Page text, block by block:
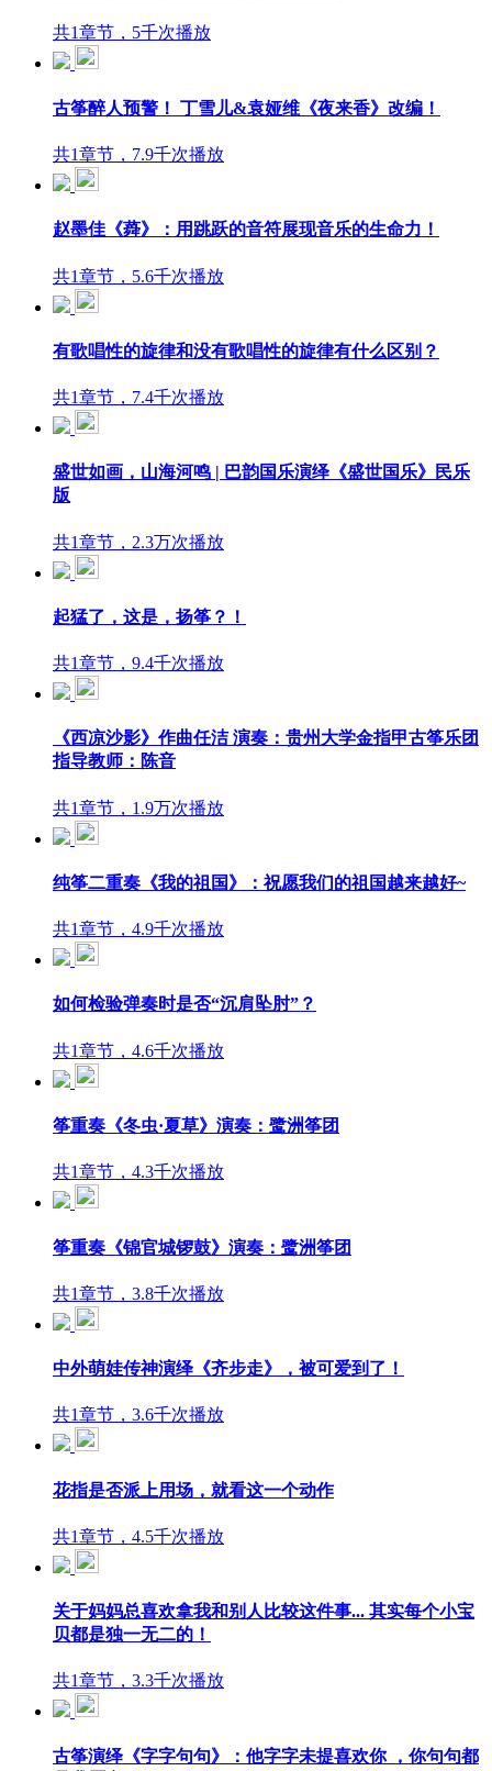
共1章节，5千次播放
古筝醉人预警！ 丁雪儿&袁娅维《夜来香》改编！
共1章节，7.9千次播放
赵墨佳《蕣》：用跳跃的音符展现音乐的生命力！
共1章节，5.6千次播放
有歌唱性的旋律和没有歌唱性的旋律有什么区别？
共1章节，7.4千次播放
盛世如画，山海河鸣 | 巴韵国乐演绎《盛世国乐》民乐
版
共1章节，2.3万次播放
起猛了，这是，扬筝？！
共1章节，9.4千次播放
《西凉沙影》作曲任洁 演奏：贵州大学金指甲古筝乐团
指导教师：陈音
共1章节，1.9万次播放
纯筝二重奏《我的祖国》：祝愿我们的祖国越来越好~
共1章节，4.9千次播放
如何检验弹奏时是否“沉肩坠肘”？
共1章节，4.6千次播放
筝重奏《冬虫·夏草》演奏：鹭洲筝团
共1章节，4.3千次播放
筝重奏《锦官城锣鼓》演奏：鹭洲筝团
共1章节，3.8千次播放
中外萌娃传神演绎《齐步走》，被可爱到了！
共1章节，3.6千次播放
花指是否派上用场，就看这一个动作
共1章节，4.5千次播放
关于妈妈总喜欢拿我和别人比较这件事... 其实每个小宝
贝都是独一无二的！
共1章节，3.3千次播放
古筝演绎《字字句句》：他字字未提喜欢你 ，你句句都